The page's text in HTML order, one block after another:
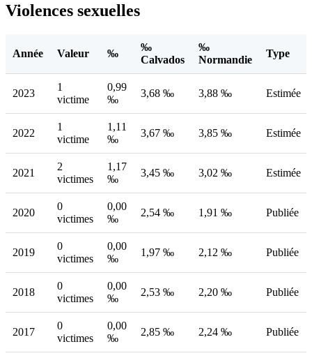
Violences sexuelles
Année Valeur ‰
‰
Calvados
‰
Normandie
Type
2023
1
victime
0,99
‰
3,68 ‰ 3,88 ‰ Estimée
2022
1
victime
1,11
‰
3,67 ‰ 3,85 ‰ Estimée
2021
2
victimes
1,17
‰
3,45 ‰ 3,02 ‰ Estimée
2020
0
victimes
0,00
‰
2,54 ‰ 1,91 ‰ Publiée
2019
0
victimes
0,00
‰
1,97 ‰ 2,12 ‰ Publiée
2018
0
victimes
0,00
‰
2,53 ‰ 2,20 ‰ Publiée
2017
0
victimes
0,00
‰
2,85 ‰ 2,24 ‰ Publiée